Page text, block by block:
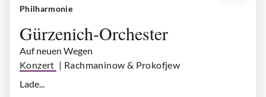
Philharmonie
Gürzenich-Orchester
Auf neuen Wegen
Konzert | Rachmaninow & Prokofjew
Lade...